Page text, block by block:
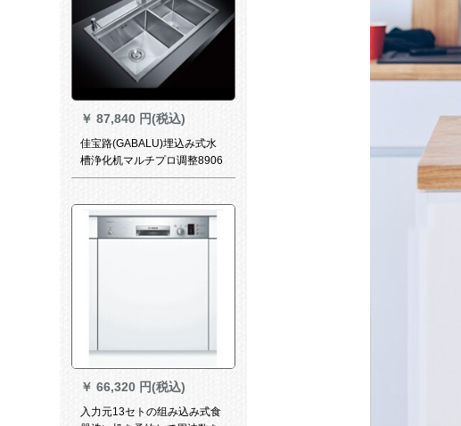
￥ 87,840 円(税込)
佳宝路(GABALU)埋込み式水
槽浄化机マルチプロ调整8906
D
￥ 66,320 円(税込)
入力元13セトの组み込み式食